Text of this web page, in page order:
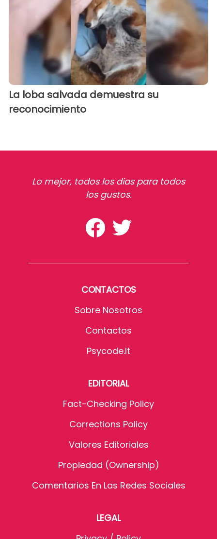
La loba salvada demuestra su
reconocimiento
Lo mejor, todos los dias para todos
los gustos.
CONTACTOS
Sobre Nosotros
Contactos
Psycode.it
EDITORIAL
Fact-Checking Policy
Corrections Policy
Valores Editoriales
Propiedad (Ownership)
Comentarios En Las Redes Sociales
LEGAL